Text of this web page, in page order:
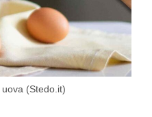
(Stedo.it)